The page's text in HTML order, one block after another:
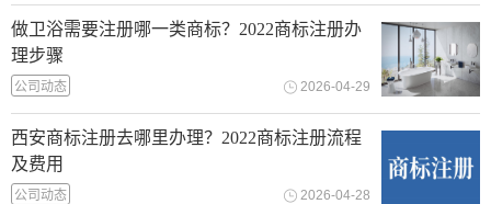
做卫浴需要注册哪一类商标？2022商标注册办
理步骤
2026-04-29
公司动态
西安商标注册去哪里办理？2022商标注册流程
及费用
2026-04-28
公司动态